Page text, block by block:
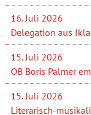
16. Juli 2026
Delegation aus
15. Juli 2026
OB Boris Palmer
15. Juli 2026
Literarisch-